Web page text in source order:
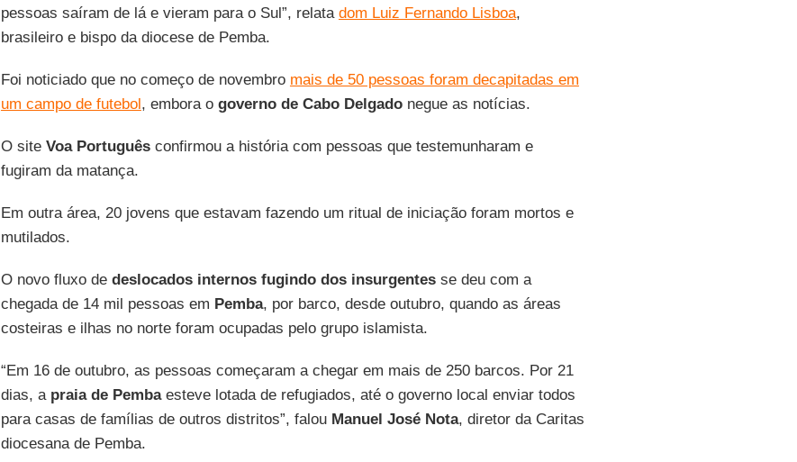
pessoas saíram de lá e vieram para o Sul”, relata dom Luiz Fernando Lisboa,
brasileiro e bispo da diocese de Pemba.
Foi noticiado que no começo de novembro mais de 50 pessoas foram decapitadas em
um campo de futebol, embora o governo de Cabo Delgadonegue as notícias.
O site Voa Portuguêsconfirmou a história com pessoas que testemunharam e
fugiram da matança.
Em outra área, 20 jovens que estavam fazendo um ritual de iniciação foram mortos e
mutilados.
O novo fluxo de deslocados internos fugindo dos insurgentesse deu com a
chegada de 14 mil pessoas em Pemba, por barco, desde outubro, quando as áreas
costeiras e ilhas no norte foram ocupadas pelo grupo islamista.
“Em 16 de outubro, as pessoas começaram a chegar em mais de 250 barcos. Por 21
dias, a praia de Pembaesteve lotada de refugiados, até o governo local enviar todos
para casas de famílias de outros distritos”, falou Manuel José Nota, diretor da Caritas
diocesana de Pemba.